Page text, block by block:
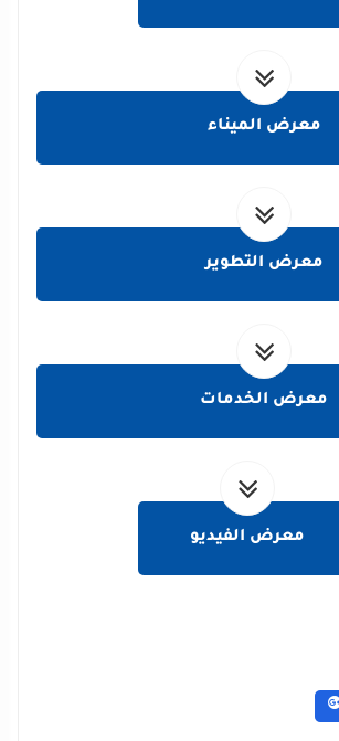
معرض الميناء
معرض التطوير
معرض الخدمات
معرض الفيديو